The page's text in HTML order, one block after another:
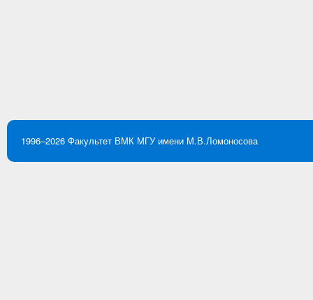
1996–2026 Факультет ВМК МГУ имени М.В.Ломоносова